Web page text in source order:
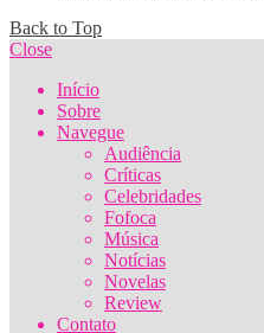
Back to Top
Close
Início
Sobre
Navegue
Audiência
Críticas
Celebridades
Fofoca
Música
Notícias
Novelas
Review
Contato